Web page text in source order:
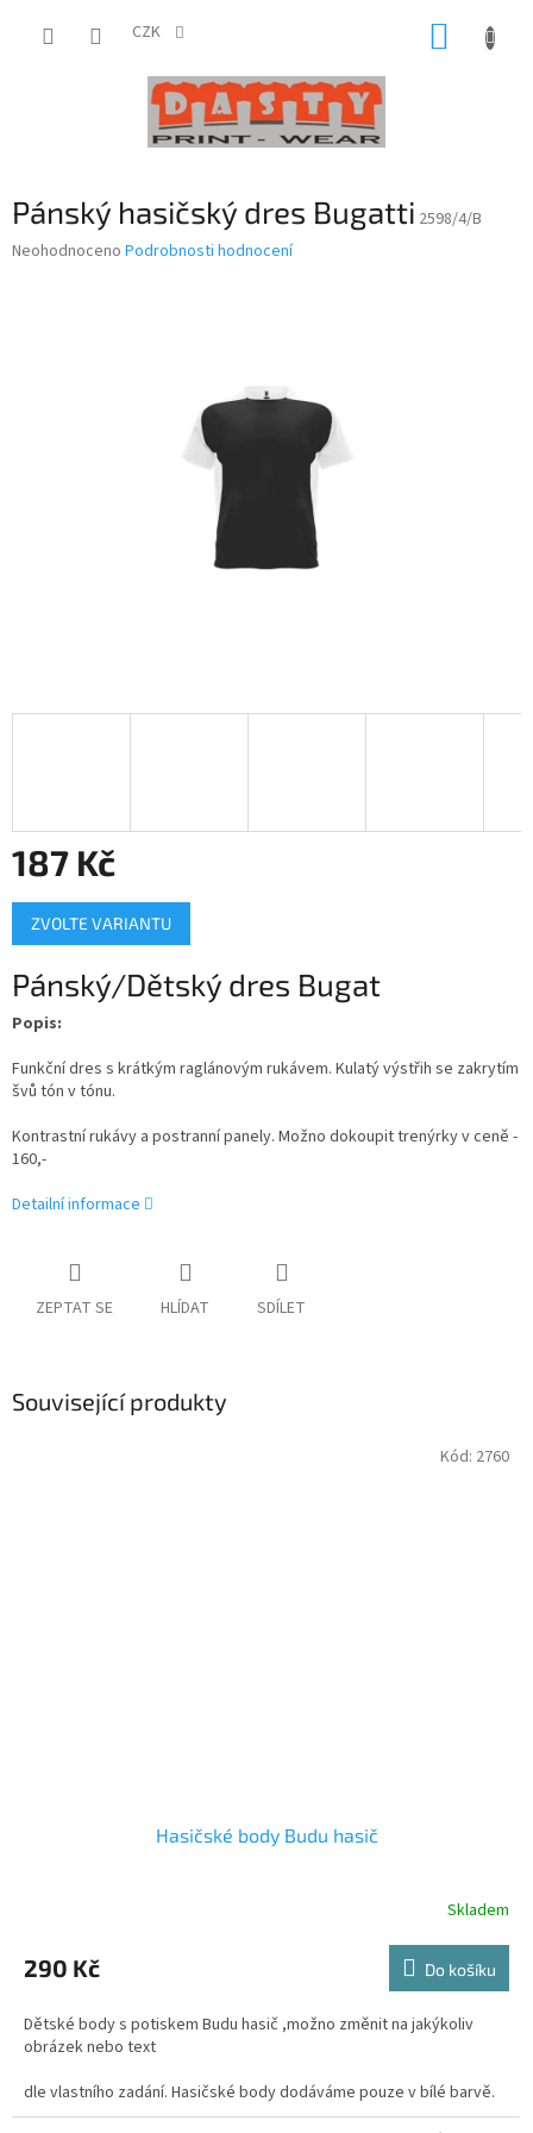
CZK
Pánský hasičský dres Bugatti 2598/4/B
Průměrné
Neohodnoceno Podrobnosti hodnocení
187 Kč
Měrná
cena:
ZVOLTE VARIANTU
Pánský/Dětský dres Bugat
Popis:
Funkční dres s krátkým raglánovým rukávem. Kulatý výstřih se zakrytím
švů tón v tónu.
Kontrastní rukávy a postranní panely. Možno dokoupit trenýrky v ceně -
160,-
Detailní informace
ZEPTAT SE HLÍDAT SDÍLET
Související produkty
Hasičské body Budu hasič
produktu
je
z
5
Skladem
290 Kč Do košíku
Dětské body s potiskem Budu hasič ,možno změnit na jakýkoliv
obrázek nebo text
dle vlastního zadání. Hasičské body dodáváme pouze v bílé barvě.
Kód: 2760